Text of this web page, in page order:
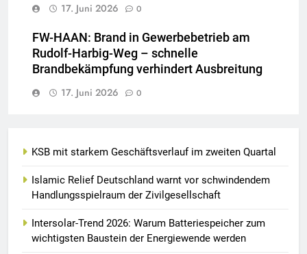
17. Juni 2026
0
FW-HAAN: Brand in Gewerbebetrieb am
Rudolf-Harbig-Weg – schnelle
Brandbekämpfung verhindert Ausbreitung
17. Juni 2026
0
KSB mit starkem Geschäftsverlauf im zweiten Quartal
Islamic Relief Deutschland warnt vor schwindendem
Handlungsspielraum der Zivilgesellschaft
Intersolar-Trend 2026: Warum Batteriespeicher zum
wichtigsten Baustein der Energiewende werden